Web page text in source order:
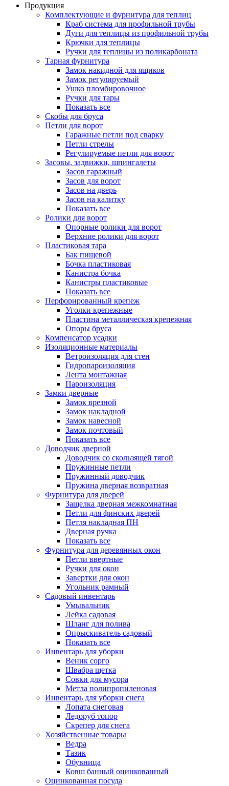
Продукция
Комплектующие и фурнитура для теплиц
Краб система для профильной трубы
Дуги для теплицы из профильной трубы
Крючки для теплицы
Ручки для теплицы из поликарбоната
Тарная фурнитура
Замок накидной для ящиков
Замок регулируемый
Ушко пломбировочное
Ручки для тары
Показать все
Скобы для бруса
Петли для ворот
Гаражные петли под сварку
Петли стрелы
Регулируемые петли для ворот
Засовы, задвижки, шпингалеты
Засов гаражный
Засов для ворот
Засов на дверь
Засов на калитку
Показать все
Ролики для ворот
Опорные ролики для ворот
Верхние ролики для ворот
Пластиковая тара
Бак пищевой
Бочка пластиковая
Канистра бочка
Канистры пластиковые
Показать все
Перфорированный крепеж
Уголки крепежные
Пластина металлическая крепежная
Опоры бруса
Компенсатор усадки
Изоляционные материалы
Ветроизоляция для стен
Гидропароизоляция
Лента монтажная
Пароизоляция
Замки дверные
Замок врезной
Замок накладной
Замок навесной
Замок почтовый
Показать все
Доводчик дверной
Доводчик со скользящей тягой
Пружинные петли
Пружинный доводчик
Пружина дверная возвратная
Фурнитура для дверей
Защелка дверная межкомнатная
Петли для финских дверей
Петля накладная ПН
Дверная ручка
Показать все
Фурнитура для деревянных окон
Петли ввертные
Ручки для окон
Завертки для окон
Угольник рамный
Садовый инвентарь
Умывальник
Лейка садовая
Шланг для полива
Опрыскиватель садовый
Показать все
Инвентарь для уборки
Веник сорго
Швабра щетка
Совки для мусора
Метла полипропиленовая
Инвентарь для уборки снега
Лопата снеговая
Ледоруб топор
Скрепер для снега
Хозяйственные товары
Ведра
Тазик
Обувница
Ковш банный оцинкованный
Оцинкованная посуда